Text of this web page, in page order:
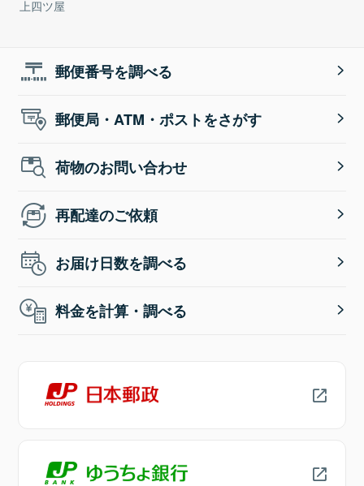
上四ツ屋
郵便番号を調べる
郵便局・ATM・ポストをさがす
荷物のお問い合わせ
再配達のご依頼
お届け日数を調べる
料金を計算・調べる